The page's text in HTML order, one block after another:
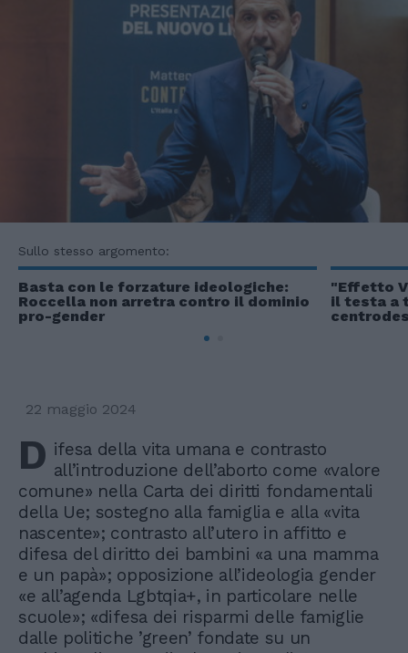
Sullo stesso argomento:
Basta con le forzature ideologiche:
Roccella non arretra contro il dominio
pro-gender
"Effetto
il testa a
22 maggio 2024
D ifesa della vita umana e contrasto
all’introduzione dell’aborto come «valore
comune» nella Carta dei diritti fondamentali
della Ue; sostegno alla famiglia e alla «vita
nascente»; contrasto all’utero in affitto e
difesa del diritto dei bambini «a una mamma
e un papà»; opposizione all’ideologia gender
«e all’agenda Lgbtqia+, in particolare nelle
scuole»; «difesa dei risparmi delle famiglie
dalle politiche ’green’ fondate su un